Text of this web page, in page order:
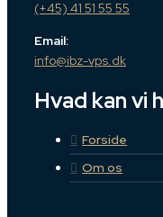
(+45) 41 51 55 55
Email:
info@ibz-vps.dk
Hvad kan vi
Forside
Om os